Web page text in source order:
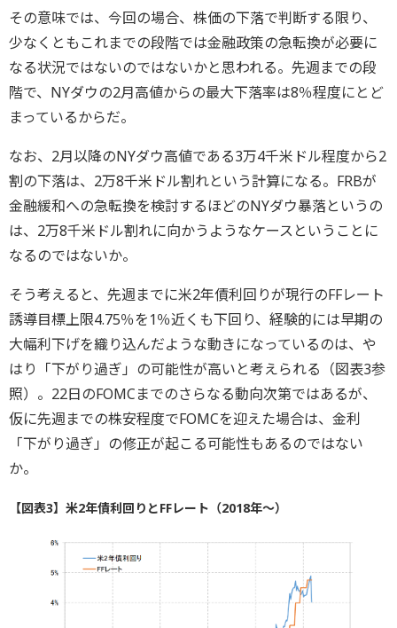
その意味では、今回の場合、株価の下落で判断する限り、
少なくともこれまでの段階では金融政策の急転換が必要に
なる状況ではないのではないかと思われる。先週までの段
階で、NYダウの2月高値からの最大下落率は8％程度にとど
まっているからだ。
なお、2月以降のNYダウ高値である3万4千米ドル程度から2
割の下落は、2万8千米ドル割れという計算になる。FRBが
金融緩和への急転換を検討するほどのNYダウ暴落というの
は、2万8千米ドル割れに向かうようなケースということに
なるのではないか。
そう考えると、先週までに米2年債利回りが現行のFFレート
誘導目標上限4.75％を1％近くも下回り、経験的には早期の
大幅利下げを織り込んだような動きになっているのは、や
はり「下がり過ぎ」の可能性が高いと考えられる（図表3参
照）。22日のFOMCまでのさらなる動向次第ではあるが、
仮に先週までの株安程度でFOMCを迎えた場合は、金利
「下がり過ぎ」の修正が起こる可能性もあるのではない
か。
【図表3】米2年債利回りとFFレート（2018年～）